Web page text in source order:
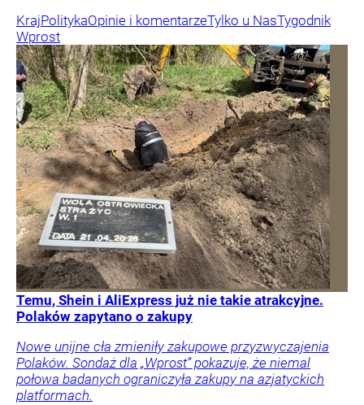
KrajPolitykaOpinie i komentarzeTylko u NasTygodnik
Wprost
Temu, Shein i AliExpress już nie takie atrakcyjne.
Polaków zapytano o zakupy
Nowe unijne cła zmieniły zakupowe przyzwyczajenia
Polaków. Sondaż dla „Wprost” pokazuje, że niemal
połowa badanych ograniczyła zakupy na azjatyckich
platformach.